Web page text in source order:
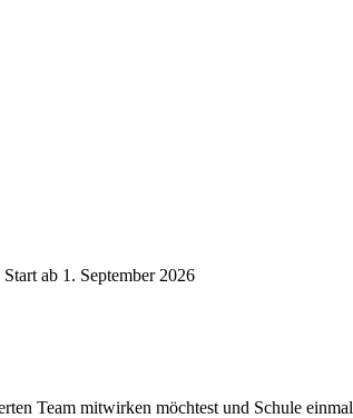
ab 1. September 2026
Team mitwirken möchtest und Schule